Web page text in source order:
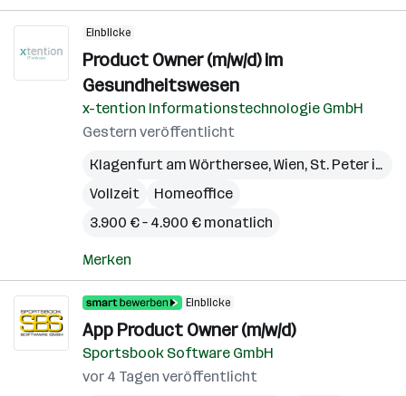
Einblicke
Product Owner (m/w/d) im
Gesundheitswesen
x-tention Informationstechnologie GmbH
Gestern veröffentlicht
Klagenfurt am Wörthersee,Wien, St. Peter in der Au
Vollzeit
Homeoffice
3.900 € – 4.900 € monatlich
Merken
Einblicke
App Product Owner (m/w/d)
Sportsbook Software GmbH
vor 4 Tagen veröffentlicht